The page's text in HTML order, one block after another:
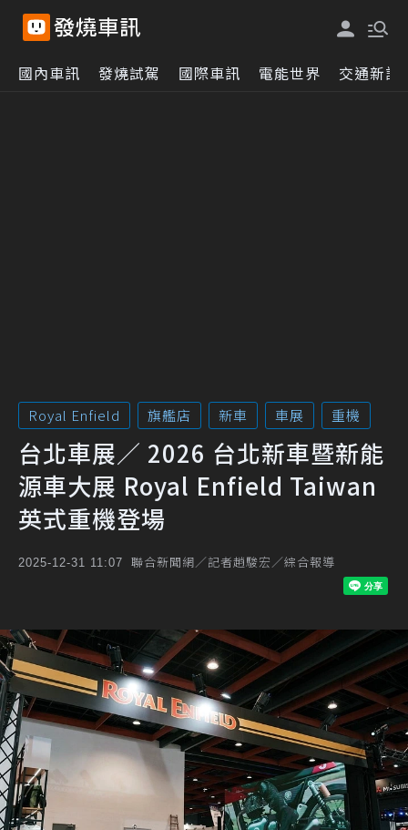
國內車訊 發燒試駕 國際車訊 電能世界 交通新訊
Royal Enfield 旗艦店 新車 車展 重機
台北車展／ 2026 台北新車暨新能
源車大展 Royal Enfield Taiwan
英式重機登場
2025-12-31 11:07 聯合新聞網／記者趙駿宏／綜合報導